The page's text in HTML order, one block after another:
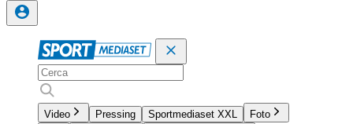
Video Pressing Sportmediaset XXL
Foto